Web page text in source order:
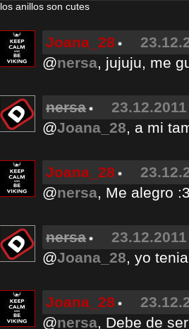
los anillos son cutes
Joana_28
@nersa, jujuju, me
nersa
@Joana_28, a mi
Joana_28
@nersa, Me alegro
nersa
@Joana_28, yo
Joana_28
@nersa, Debe de